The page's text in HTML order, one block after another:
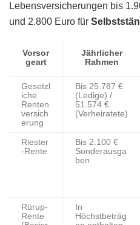
Lebensversicherungen bis
und 2.800 Euro für
Vorsor
geart
Jährlicher
Rahmen
Gesetzl
iche
Renten
versich
erung
Bis 25.787 €
(Ledige) /
51.574 €
(Verheiratete)
Riester
-Rente
Bis 2.100 €
Sonderausga
ben
Rürup-
Rente
In
Höchstbeträg